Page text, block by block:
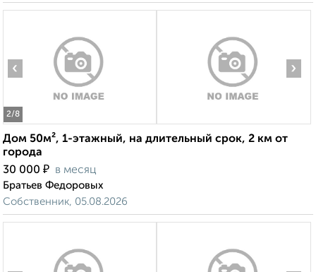
2/8
‹ ›
Дом 50м², 1-этажный, на длительный срок, 2 км от
города
30 000 ₽ в месяц
Братьев Федоровых
Собственник, 05.08.2026